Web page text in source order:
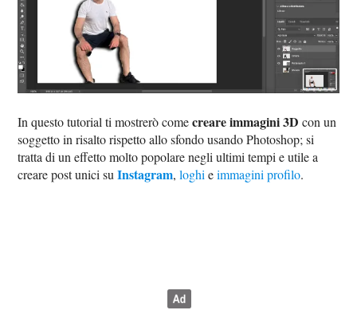
In questo tutorial ti mostrerò comecreare immagini 3D con un
soggetto in risalto rispetto allo sfondo usando Photoshop; si
tratta di un effetto molto popolare negli ultimi tempi e utile a
creare post unici suInstagram,loghi eimmagini profilo.